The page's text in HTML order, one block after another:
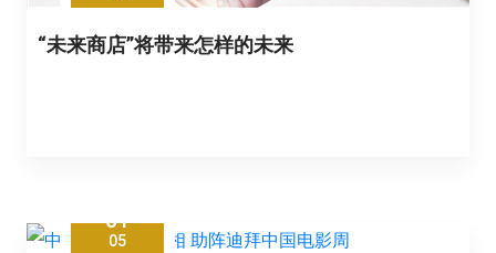
“未来商店”将带来怎样的未来
01
05